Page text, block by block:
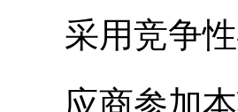
采用竞争
应商参加